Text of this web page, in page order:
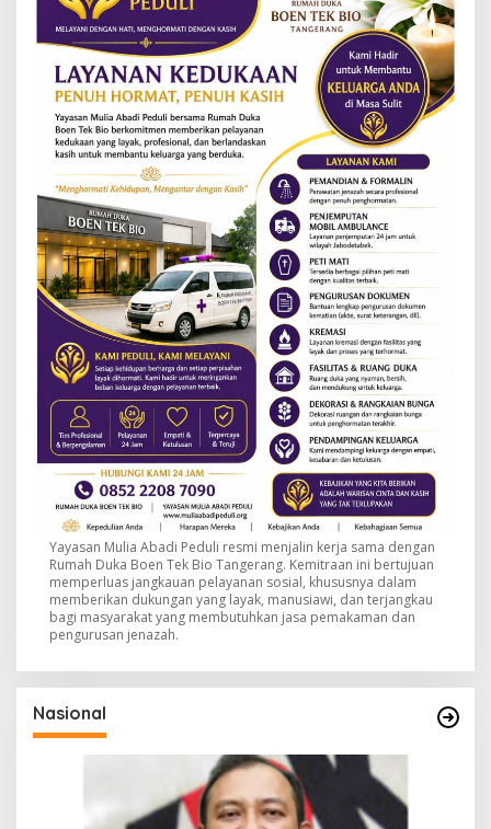
Yayasan Mulia Abadi Peduli resmi menjalin kerja sama dengan
Rumah Duka Boen Tek Bio Tangerang. Kemitraan ini bertujuan
memperluas jangkauan pelayanan sosial, khususnya dalam
memberikan dukungan yang layak, manusiawi, dan terjangkau
bagi masyarakat yang membutuhkan jasa pemakaman dan
pengurusan jenazah.
Nasional